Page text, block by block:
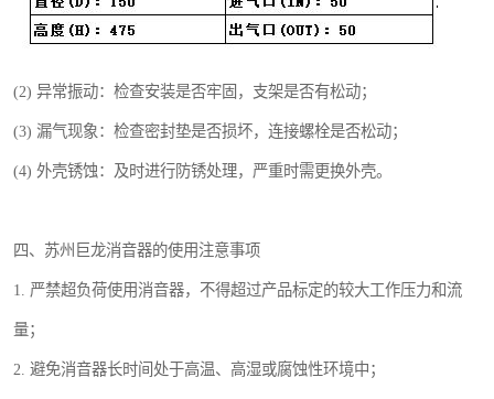
(2) 异常振动：检查安装是否牢固，支架是否有松动；
(3) 漏气现象：检查密封垫是否损坏，连接螺栓是否松动；
(4) 外壳锈蚀：及时进行防锈处理，严重时需更换外壳。
四、苏州巨龙消音器的使用注意事项
1. 严禁超负荷使用消音器，不得超过产品标定的较大工作压力和流
量；
2. 避免消音器长时间处于高温、高湿或腐蚀性环境中；